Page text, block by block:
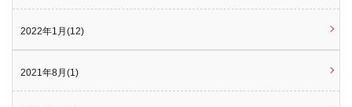
2022年1月(12)
2021年8月(1)